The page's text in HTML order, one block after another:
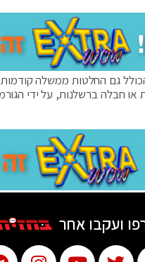
גם החלטות ממשלה
או חבלה ברשלנות, על ידי
ועקבו אחר